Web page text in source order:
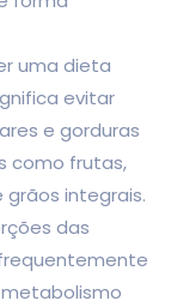
uma dieta
evitar
e gorduras
como frutas,
grãos integrais.
das